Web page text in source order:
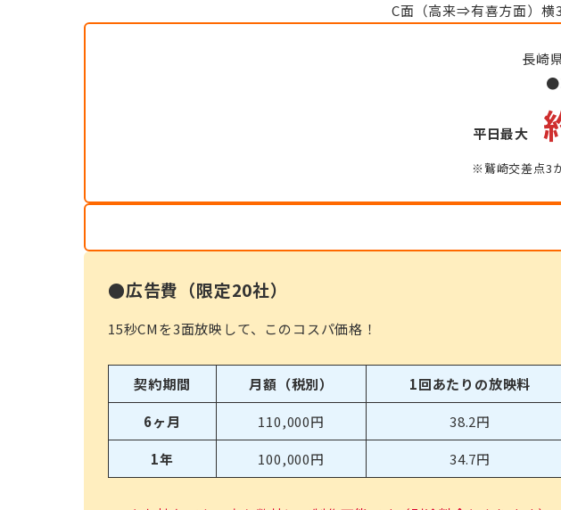
C面（高来⇒有喜方面）横
長崎
平日最大
※鷲崎交差点3
●広告費（限定20社）
15秒CMを3面放映して、このコスパ価格！
契約期間 月額（税別）
1回あたりの放映料
6ヶ月
110,000円
38.2円
1年
100,000円 34.7円